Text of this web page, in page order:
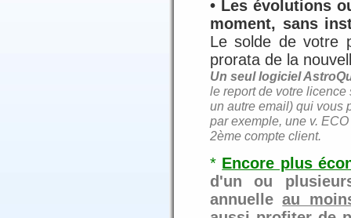
• Les évolutions
moment, sans
Le solde de votre
prorata de la
Un seul logiciel
le report de votre
un autre email) qui vous
par exemple, une v.
2ème compte client.
* Encore plus
d'un ou
annuelleau